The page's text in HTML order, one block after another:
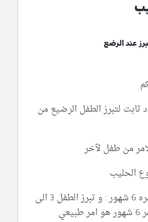
عند الرضع
ثابت لتبرز الطفل الرضيع من
من طفل لآخر
الحليب
و طفلك عمره 6 شهور : و تبرز الطفل 3 الى